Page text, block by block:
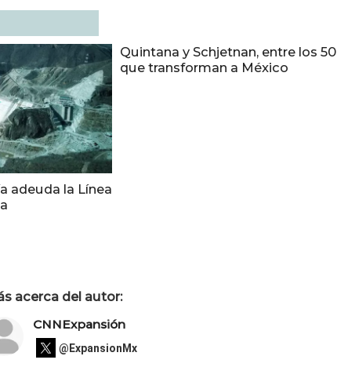
adeuda la Línea
Quintana y Schjetnan, entre los 50
que transforman a México
acerca del autor:
CNNExpansión
@ExpansionMx